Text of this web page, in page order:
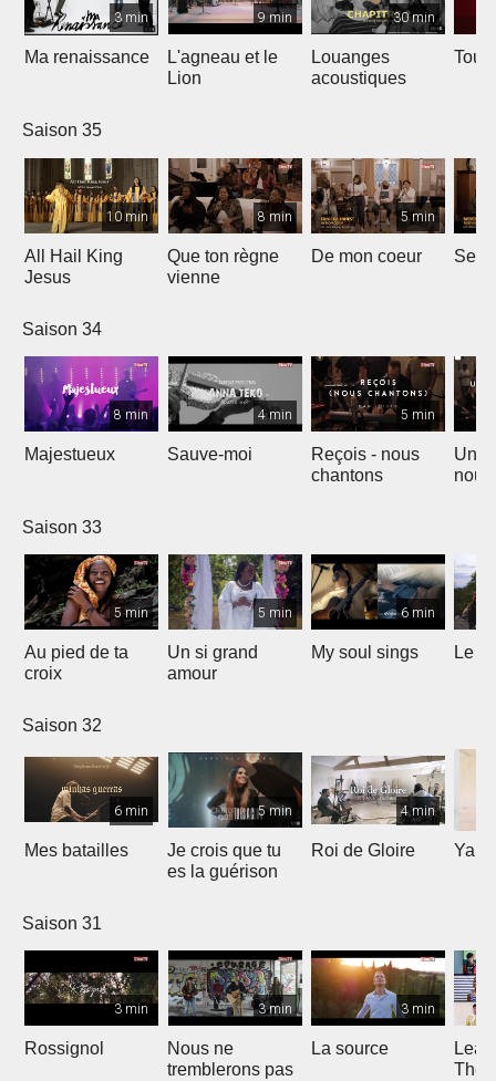
3 min
Ma renaissance
9 min
L'agneau et le
Lion
30 min
Louanges
acoustiques
Tout
Saison 35
10 min
All Hail King
Jesus
8 min
Que ton règne
vienne
5 min
De mon coeur
Saison 34
8 min
Majestueux
4 min
Sauve-moi
5 min
Reçois - nous
chantons
Un
Saison 33
5 min
Au pied de ta
croix
5 min
Un si grand
amour
6 min
My soul sings Le
Saison 32
6 min
Mes batailles
5 min
Je crois que tu
es la guérison
4 min
Roi de Gloire
Saison 31
3 min
Rossignol
3 min
Nous ne
tremblerons pas
3 min
La source
The